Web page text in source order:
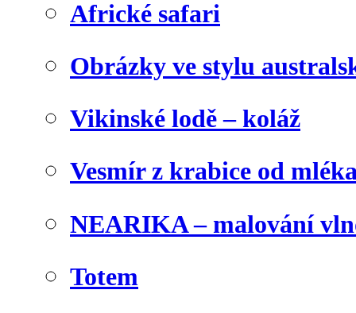
Africké safari
Obrázky ve stylu
Vikinské lodě – koláž
Vesmír z krabice od
NEARIKA – malování
Totem